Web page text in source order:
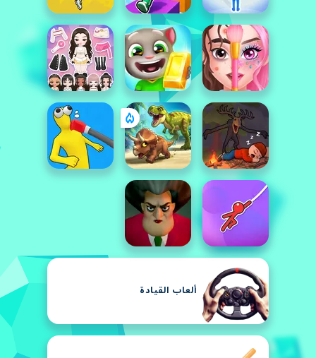
ألعاب القيادة